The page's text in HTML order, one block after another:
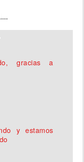
gracias a
y estamos